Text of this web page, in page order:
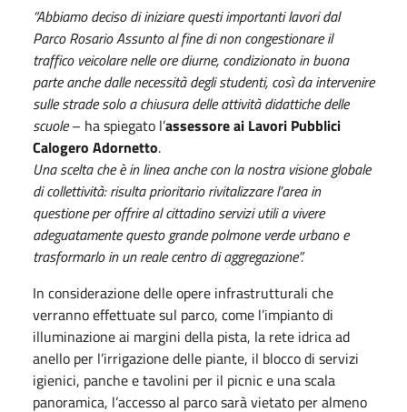
“Abbiamo deciso di iniziare questi importanti lavori dal
Parco Rosario Assunto al fine di non congestionare il
traffico veicolare nelle ore diurne, condizionato in buona
parte anche dalle necessità degli studenti, così da intervenire
sulle strade solo a chiusura delle attività didattiche delle
scuole– ha spiegato l’assessore ai Lavori Pubblici
Calogero Adornetto.
Una scelta che è in linea anche con la nostra visione globale
di collettività: risulta prioritario rivitalizzare l’area in
questione per offrire al cittadino servizi utili a vivere
adeguatamente questo grande polmone verde urbano e
trasformarlo in un reale centro di aggregazione”.
In considerazione delle opere infrastrutturali che
verranno effettuate sul parco, come l’impianto di
illuminazione ai margini della pista, la rete idrica ad
anello per l’irrigazione delle piante, il blocco di servizi
igienici, panche e tavolini per il picnic e una scala
panoramica, l’accesso al parco sarà vietato per almeno